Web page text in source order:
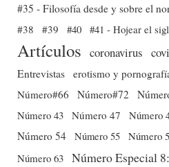
#35 - Filosofía desde y sobre el
#38
#39 #40 #41 - Hojear el
Artículos coronavirus
Entrevistas erotismo y
Número#66
Número#72
Número 43 Número 47 Número
Número 54 Número 55 Número
Número 63 Número Especial